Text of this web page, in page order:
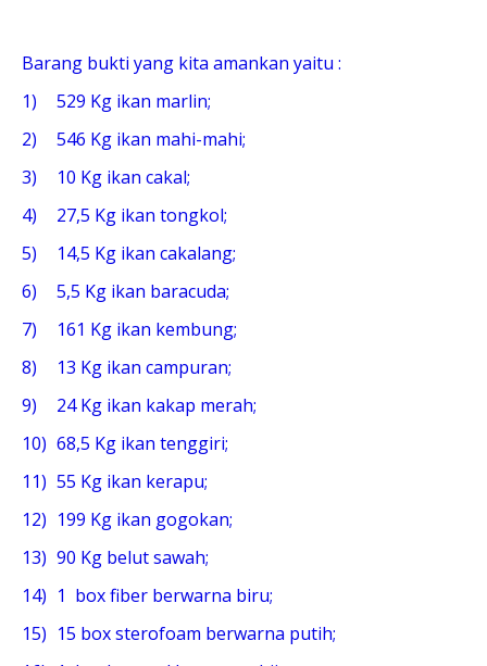
Barang bukti yang kita amankan yaitu :
1)
529 Kg ikan marlin;
2)
546 Kg ikan mahi-mahi;
3)
10 Kg ikan cakal;
4)
27,5 Kg ikan tongkol;
5)
14,5 Kg ikan cakalang;
6)
5,5 Kg ikan baracuda;
7)
161 Kg ikan kembung;
8)
13 Kg ikan campuran;
9)
24 Kg ikan kakap merah;
10) 68,5 Kg ikan tenggiri;
11) 55 Kg ikan kerapu;
12) 199 Kg ikan gogokan;
13) 90 Kg belut sawah;
14) 1 box fiber berwarna biru;
15) 15 box sterofoam berwarna putih;